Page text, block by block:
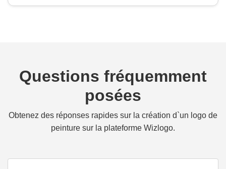
Questions fréquemment
posées
Obtenez des réponses rapides sur la création d`un logo de
peinture sur la plateforme Wizlogo.